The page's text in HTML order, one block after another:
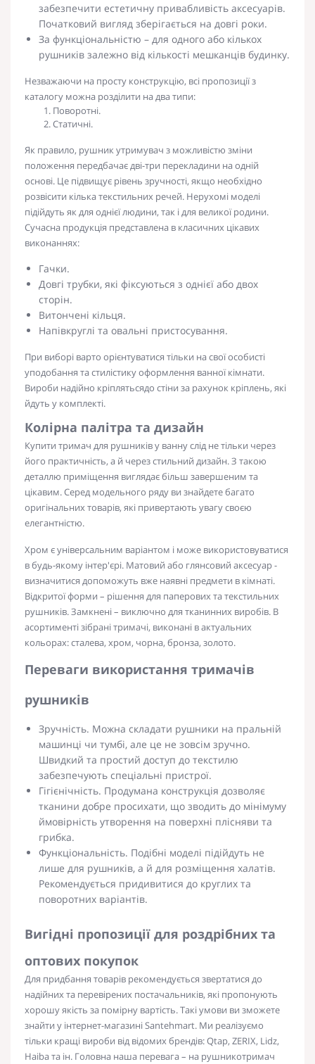
забезпечити естетичну привабливість аксесуарів.
Початковий вигляд зберігається на довгі роки.
За функціональністю – для одного або кількох
рушників залежно від кількості мешканців будинку.
Незважаючи на просту конструкцію, всі пропозиції з
каталогу можна розділити на два типи:
Поворотні.
Статичні.
Як правило, рушник утримувач з можливістю зміни
положення передбачає дві-три перекладини на одній
основі. Це підвищує рівень зручності, якщо необхідно
розвісити кілька текстильних речей. Нерухомі моделі
підійдуть як для однієї людини, так і для великої родини.
Сучасна продукція представлена в класичних цікавих
виконаннях:
Гачки.
Довгі трубки, які фіксуються з однієї або двох
сторін.
Витончені кільця.
Напівкруглі та овальні пристосування.
При виборі варто орієнтуватися тільки на свої особисті
уподобання та стилістику оформлення ванної кімнати.
Вироби надійно кріплятьсядо стіни за рахунок кріплень, які
йдуть у комплекті.
Колірна палітра та дизайн
Купити тримач для рушників у ваннуслід не тільки через
його практичність, а й через стильний дизайн. З такою
деталлю приміщення виглядає більш завершеним та
цікавим. Серед модельного ряду ви знайдете багато
оригінальних товарів, які привертають увагу своєю
елегантністю.
Хром є універсальним варіантом і може використовуватися
в будь-якому інтер'єрі. Матовий або глянсовий аксесуар -
визначитися допоможуть вже наявні предмети в кімнаті.
Відкритої форми – рішення для паперових та текстильних
рушників. Замкнені – виключно для тканинних виробів. В
асортименті зібрані тримачі, виконані в актуальних
кольорах: сталева, хром, чорна, бронза, золото.
Переваги використання тримачів
рушників
Зручність. Можна складати рушники на пральній
машинці чи тумбі, але це не зовсім зручно.
Швидкий та простий доступ до текстилю
забезпечують спеціальні пристрої.
Гігієнічність. Продумана конструкція дозволяє
тканини добре просихати, що зводить до мінімуму
ймовірність утворення на поверхні плісняви та
грибка.
Функціональність. Подібні моделі підійдуть не
лише для рушників, а й для розміщення халатів.
Рекомендується придивитися до круглих та
поворотних варіантів.
Вигідні пропозиції для роздрібних та
оптових покупок
Для придбання товарів рекомендується звертатися до
надійних та перевірених постачальників, які пропонують
хорошу якість за помірну вартість. Такі умови ви зможете
знайти у інтернет-магазині Santehmart. Ми реалізуємо
тільки кращі вироби від відомих брендів: Qtap, ZERIX, Lidz,
Haiba та ін. Головна наша перевага – на рушникотримач